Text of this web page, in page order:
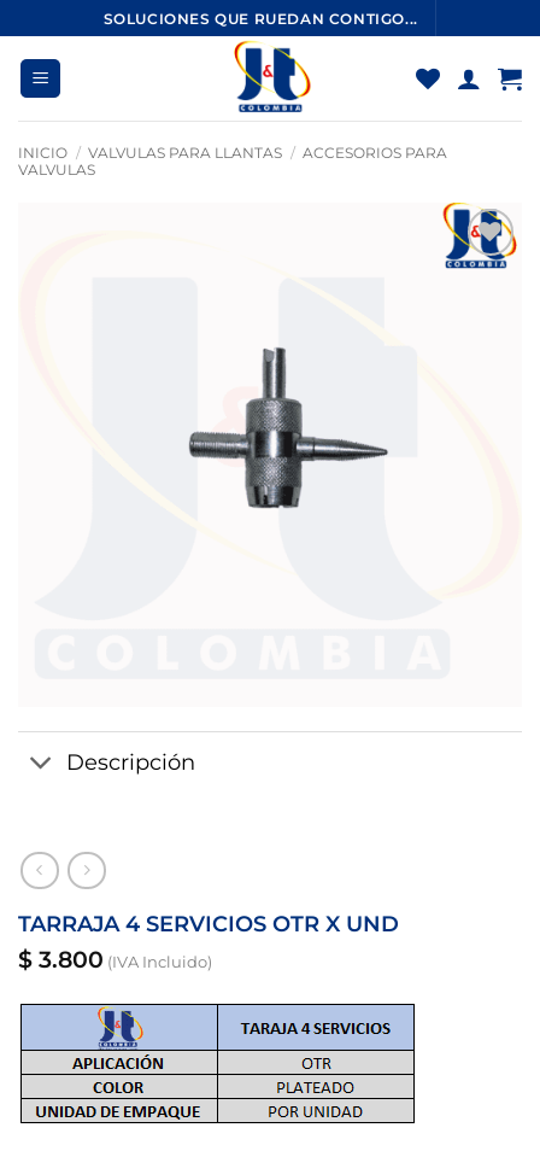
al
contenido
SOLUCIONES QUE RUEDAN CONTIGO...
INICIO / VALVULAS PARA LLANTAS / ACCESORIOS PARA
VALVULAS
Descripción
TARRAJA 4 SERVICIOS OTR X UND
$ 3.800 (IVA Incluido)